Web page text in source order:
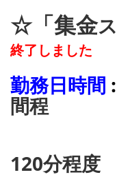
☆「集金
終了しました
勤務日時間 :
間程
９時
120分程度